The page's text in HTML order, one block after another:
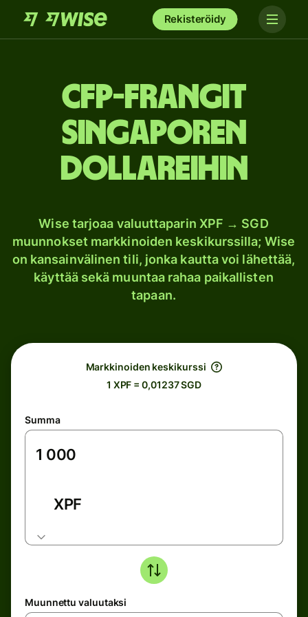
Rekisteröidy
CFP-frangit
Singaporen
dollareihin
Wise tarjoaa valuuttaparin XPF → SGD
muunnokset markkinoiden keskikurssilla; Wise
on kansainvälinen tili, jonka kautta voi lähettää,
käyttää sekä muuntaa rahaa paikallisten
tapaan.
Markkinoiden keskikurssi
1 XPF = 0,01237 SGD
Summa
XPF
Muunnettu valuutaksi